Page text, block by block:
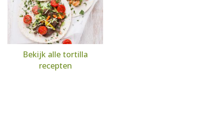
Bekijk alle tortilla
recepten